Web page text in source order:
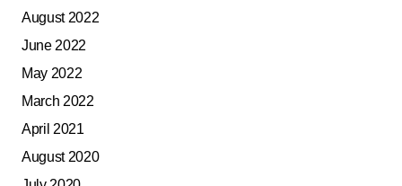
August 2022
June 2022
May 2022
March 2022
April 2021
August 2020